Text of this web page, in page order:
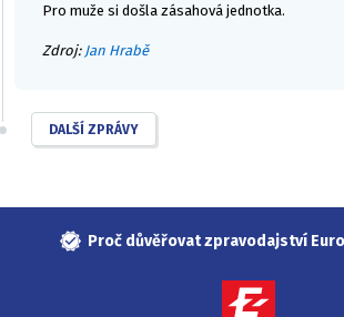
Pro muže si došla zásahová jednotka.
Zdroj: Jan Hrabě
DALŠÍ ZPRÁVY
Proč důvěřovat zpravodajství